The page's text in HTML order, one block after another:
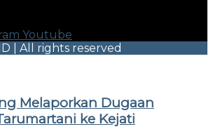
Youtube
| All rights reserved
Melaporkan Dugaan
ke Kejati